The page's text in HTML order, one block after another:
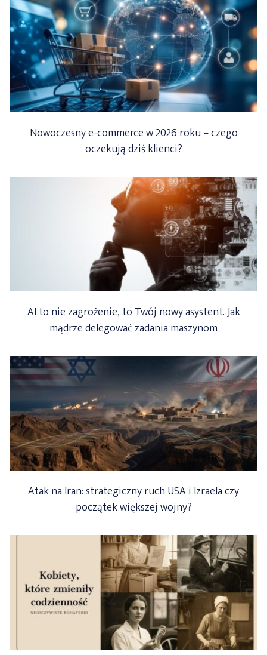
Nowoczesny e-commerce w 2026 roku – czego
oczekują dziś klienci?
AI to nie zagrożenie, to Twój nowy asystent. Jak
mądrze delegować zadania maszynom
Atak na Iran: strategiczny ruch USA i Izraela czy
początek większej wojny?